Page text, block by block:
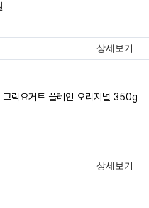
상세보기
그릭요거트 플레인 오리지널 350g
상세보기